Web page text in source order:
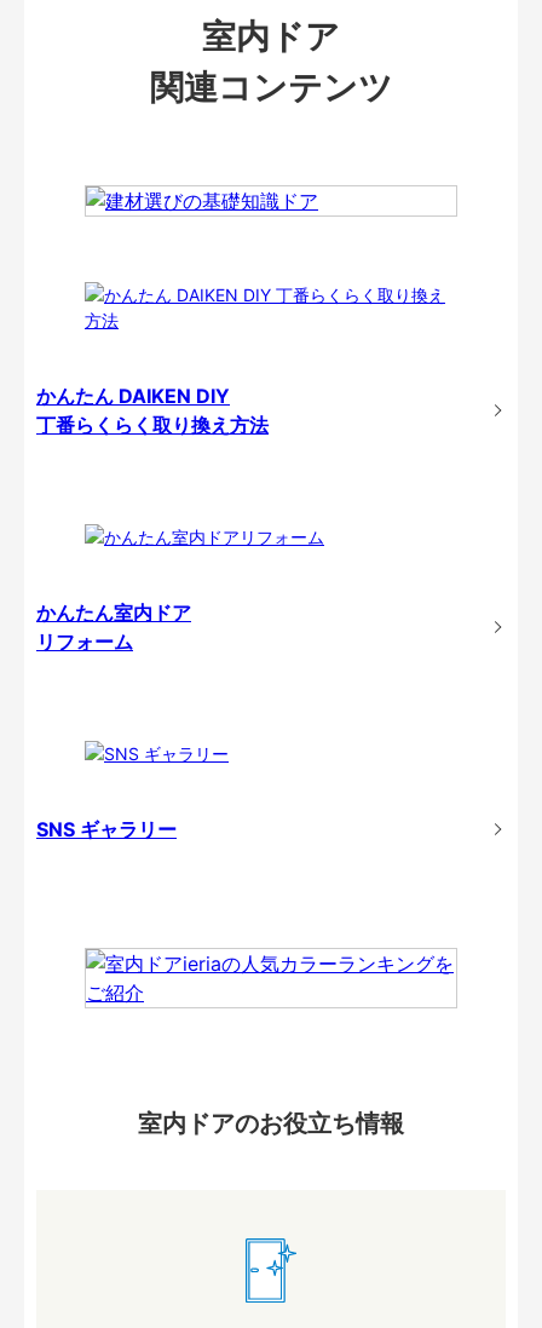
室内ドア
関連コンテンツ
かんたん DAIKEN DIY
丁番らくらく取り換え方法
かんたん室内ドア
リフォーム
SNS ギャラリー
室内ドアのお役立ち情報